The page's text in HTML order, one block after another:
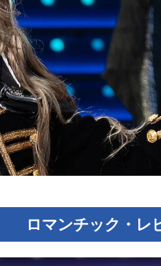
ロマンチック・レ